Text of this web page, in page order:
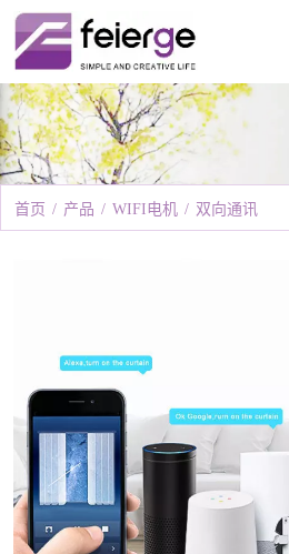
首页 / 产品 / WIFI电机 / 双向通讯